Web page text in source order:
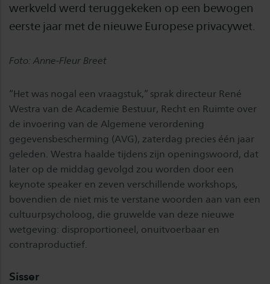
werkveld werd teruggekeken op een bewogen
eerste jaar met de nieuwe Europese privacywet.
Foto: Anne-Fleur Breet
“Het was nogal een vraagstuk,” sprak directeur René
Westra van de Academie Bestuur, Recht en Ruimte over
de invoering van de Algemene verordening
gegevensbescherming (AVG), zaterdag precies één jaar
geleden. Westra haalde tijdens zijn openingswoord, dat
later op de middag gevolgd zou worden door een
keynote speaker en zeven verschillende workshops,
bovendien de niet mis te verstane woorden aan van een
cultuurpsycholoog, die gruwelde van deze nieuwe
wetgeving: disproportioneel, onuitvoerbaar en
contraproductief.
Sisser